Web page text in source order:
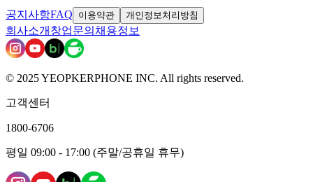
공지사항FAQ 이용약관 개인정보처리방침
회사소개 창업문의 채용정보
© 2025 YEOPKERPHONE INC. All rights reserved.
고객센터
1800-6706
평일 09:00 - 17:00 (주말/공휴일 휴무)